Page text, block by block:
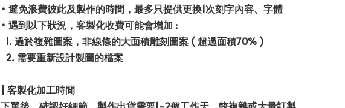
• 避免浪費彼此及製作的時間，最多只提供更換1次刻字內容、字體
• 遇到以下狀況，客製化收費可能會增加 :
1. 過於複雜圖案，非線條的大面積雕刻圖案 ( 超過面積70% )
2. 需要重新設計製圖的檔案
| 客製化加工時間